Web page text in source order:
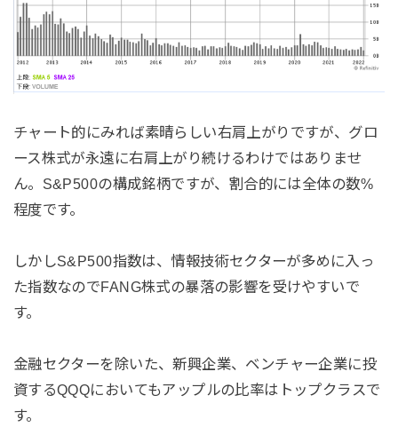
チャート的にみれば素晴らしい右肩上がりですが、グロ
ース株式が永遠に右肩上がり続けるわけではありませ
ん。S&P500の構成銘柄ですが、割合的には全体の数%
程度です。
しかしS&P500指数は、情報技術セクターが多めに入っ
た指数なのでFANG株式の暴落の影響を受けやすいで
す。
金融セクターを除いた、新興企業、ベンチャー企業に投
資するQQQにおいてもアップルの比率はトップクラスで
す。